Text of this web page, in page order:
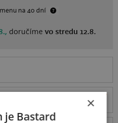
na 40 dní
doručímevo stredu 12.8.
×
je Bastard